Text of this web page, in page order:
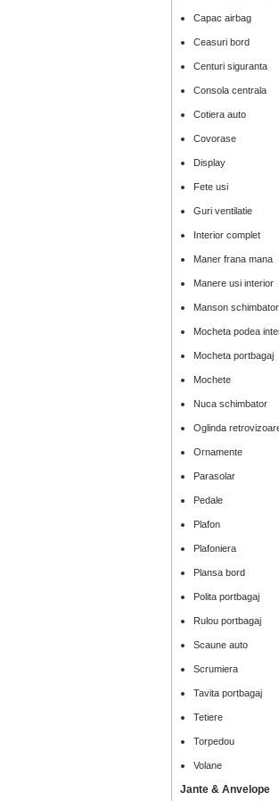
Capac airbag
Ceasuri bord
Centuri siguranta
Consola centrala
Cotiera auto
Covorase
Display
Fete usi
Guri ventilatie
Interior complet
Maner frana mana
Manere usi interior
Manson schimbator
Mocheta podea
Mocheta portbagaj
Mochete
Nuca schimbator
Oglinda
Ornamente
Parasolar
Pedale
Plafon
Plafoniera
Plansa bord
Polita portbagaj
Rulou portbagaj
Scaune auto
Scrumiera
Tavita portbagaj
Tetiere
Torpedou
Volane
Jante & Anvelope